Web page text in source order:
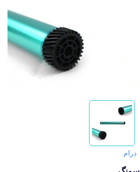
درام